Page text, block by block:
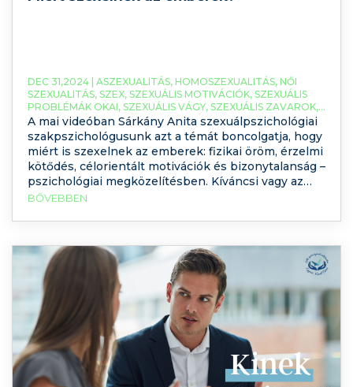
DEC 31,2024 | ASZEXUALITÁS, HOMOSZEXUALITÁS, NŐI
SZEXUALITÁS, SZEX, SZEXUÁLIS MOTIVÁCIÓK, SZEXUÁLIS
PROBLÉMÁK OKAI, SZEXUÁLIS VÁGY, SZEXUÁLIS ZAVAROK,
SZEXUALITÁS, SZEXUÁLPSZICHOLÓGUS
A mai videóban Sárkány Anita szexuálpszichológiai
szakpszichológusunk azt a témát boncolgatja, hogy
miért is szexelnek az emberek: fizikai öröm, érzelmi
kötődés, célorientált motivációk és bizonytalanság –
pszichológiai megközelítésben. Kíváncsi vagy az
okokra – azon kívül, hogy “mert jó”? Akkor maradj
kattints ide: Miért szexelnek az emberek? Lehet,
BŐVEBBEN